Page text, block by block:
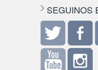
SEGUINOS